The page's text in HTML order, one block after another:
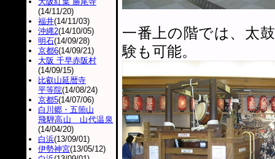
一番上の階では、太
験も可能。
(14/11/20)
福井(14/11/03)
沖縄2(14/10/05)
明石(14/09/28)
京都6(14/09/21)
大阪 千早赤阪村
(14/09/15)
比叡山延暦寺
平等院(14/08/24)
京都5(14/07/06)
白川郷・五箇山
飛騨高山 山代温泉
(14/04/20)
白浜(13/09/01)
伊勢神宮(13/05/12)